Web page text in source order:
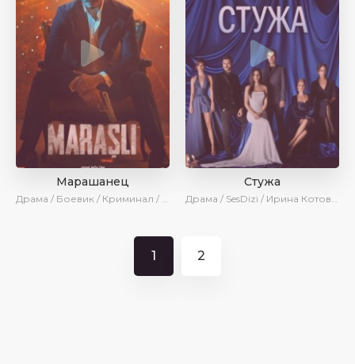
Марашанец
Драма / Боевик / Криминал / SesDizi / Ирина Котова / AveTurk
Стужа
Драма / SesDizi / Ирина Котова / AveTurk
1 2